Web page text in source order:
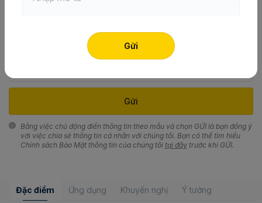
Hãy để lại thông tin để nhận tư vấn ngay!
Bằng việc chủ động điền thông tin theo mẫu và chọn GỬI là bạn đồng ý
với việc chia sẻ thông tin cá nhân với chúng tôi. Bạn có thể tìm hiểu
Chính sách Bảo Mật thông tin của chúng tôi tại đây trước khi GỬI.
Đặc điểm Ứng dụng Khuyến nghị Ý tưởng